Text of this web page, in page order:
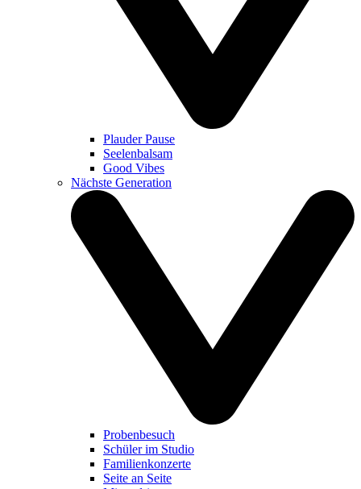
Plauder Pause
Seelenbalsam
Good Vibes
Nächste Generation
Probenbesuch
Schüler im Studio
Familienkonzerte
Seite an Seite